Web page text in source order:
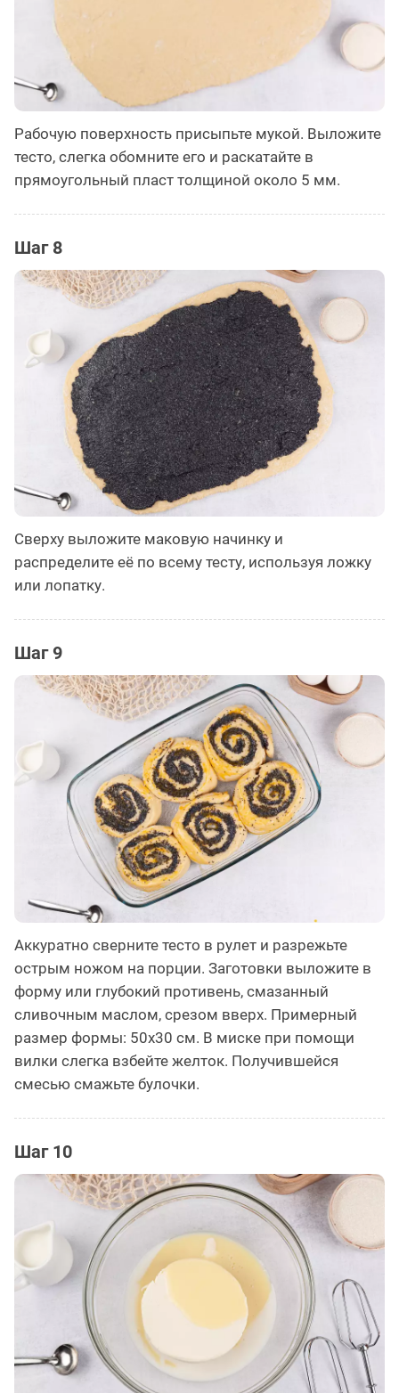
Рабочую поверхность присыпьте мукой. Выложите
тесто, слегка обомните его и раскатайте в
прямоугольный пласт толщиной около 5 мм.
Шаг 8
Сверху выложите маковую начинку и
распределите её по всему тесту, используя ложку
или лопатку.
Шаг 9
Аккуратно сверните тесто в рулет и разрежьте
острым ножом на порции. Заготовки выложите в
форму или глубокий противень, смазанный
сливочным маслом, срезом вверх. Примерный
размер формы: 50х30 см. В миске при помощи
вилки слегка взбейте желток. Получившейся
смесью смажьте булочки.
Шаг 10